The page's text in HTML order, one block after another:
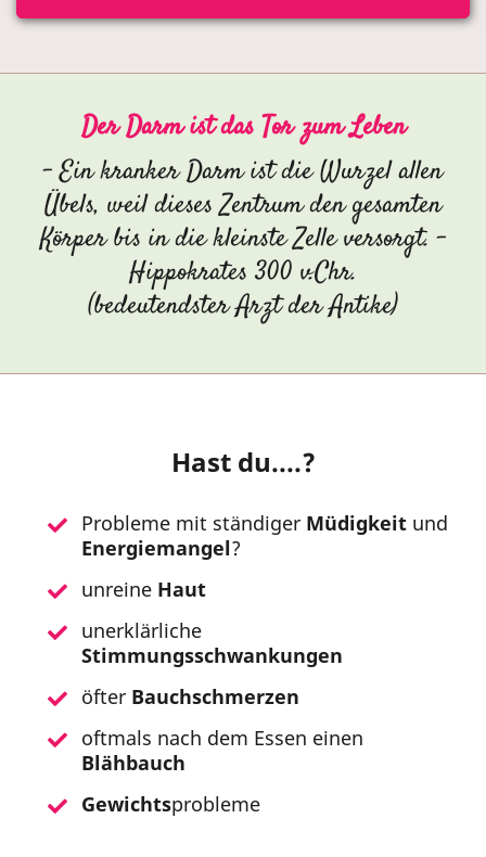
Der Darm ist das Tor zum Leben
- Ein kranker Darm ist die Wurzel allen
Übels, weil dieses Zentrum den gesamten
Körper bis in die kleinste Zelle versorgt. -
Hippokrates 300 v.Chr.
(bedeutendster Arzt der Antike)
Hast du....?
Probleme mit ständiger Müdigkeit und
Energiemangel?
unreine Haut
unerklärliche
Stimmungsschwankungen
öfter Bauchschmerzen
oftmals nach dem Essen einen
Blähbauch
Gewichtsprobleme